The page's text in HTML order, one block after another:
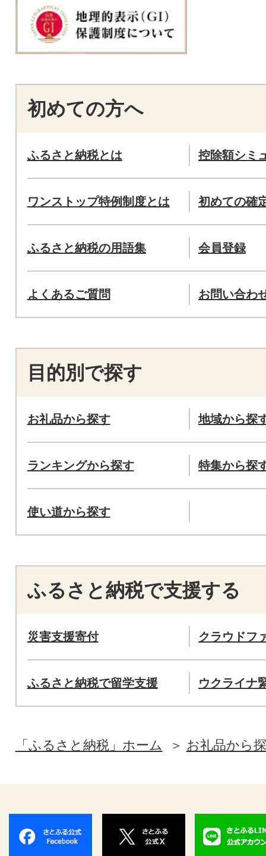
初めての方へ
ふるさと納税とは 控除額シミ
ワンストップ特例制度とは 初めての確
ふるさと納税の用語集 会員登録
よくあるご質問 お問い合わ
目的別で探す
お礼品から探す 地域から探
ランキングから探す 特集から探
使い道から探す
ふるさと納税で支援する
災害支援寄付 クラウドフ
ふるさと納税で留学支援 ウクライナ
「ふるさと納税」ホーム お礼品から